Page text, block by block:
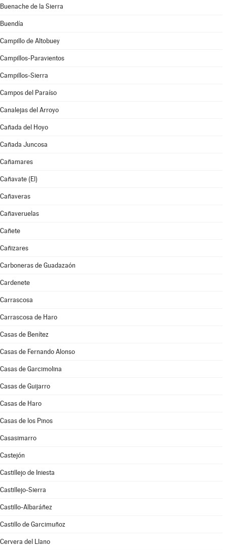
Buenache de la Sierra
Buendía
Campillo de Altobuey
Campillos-Paravientos
Campillos-Sierra
Campos del Paraíso
Canalejas del Arroyo
Cañada del Hoyo
Cañada Juncosa
Cañamares
Cañavate (El)
Cañaveras
Cañaveruelas
Cañete
Cañizares
Carboneras de Guadazaón
Cardenete
Carrascosa
Carrascosa de Haro
Casas de Benítez
Casas de Fernando Alonso
Casas de Garcimolina
Casas de Guijarro
Casas de Haro
Casas de los Pinos
Casasimarro
Castejón
Castillejo de Iniesta
Castillejo-Sierra
Castillo-Albaráñez
Castillo de Garcimuñoz
Cervera del Llano